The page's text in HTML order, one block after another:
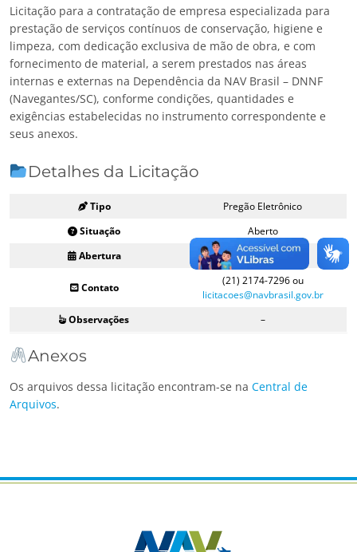
Licitação para a contratação de empresa especializada para
prestação de serviços contínuos de conservação, higiene e
limpeza, com dedicação exclusiva de mão de obra, e com
fornecimento de material, a serem prestados nas áreas
internas e externas na Dependência da NAV Brasil – DNNF
(Navegantes/SC), conforme condições, quantidades e
exigências estabelecidas no instrumento correspondente e
seus anexos.
Detalhes da Licitação
Tipo
Pregão Eletrônico
Situação
Aberto
Abertura
01/02/2024 09:00
Contato
(21) 2174-7296 ou
licitacoes@navbrasil.gov.br
Observações
–
Anexos
Os arquivos dessa licitação encontram-se na Central de
Arquivos.